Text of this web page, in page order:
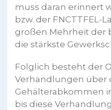
muss daran erinnert
bzw. der FNCTTFEL-
großen Mehrheit der
die stärkste
Folglich besteht der
Verhandlungen über
Gehälterabkommen
bis diese